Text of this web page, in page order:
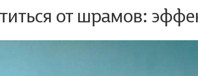
от шрамов: